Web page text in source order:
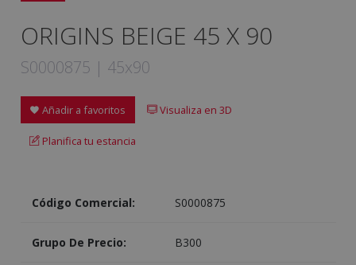
ORIGINS BEIGE 45 X 90
S0000875 | 45x90
Añadir a favoritos Visualiza en 3D
Planifica tu estancia
Código Comercial: S0000875
Grupo De Precio: B300